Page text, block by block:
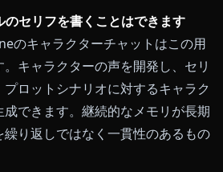
セリフを書くことはできます
のキャラクターチャットはこの用
キャラクターの声を開発し、セリ
ロットシナリオに対するキャラク
できます。継続的なメモリが長期
り返しではなく一貫性のあるもの